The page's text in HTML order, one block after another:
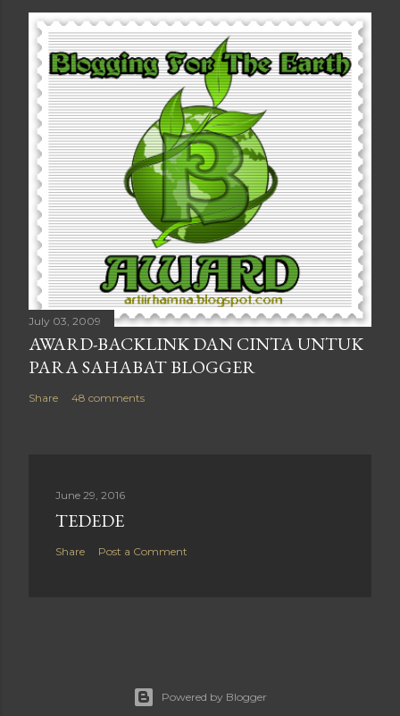
July 03, 2009
AWARD-BACKLINK DAN CINTA UNTUK
PARA SAHABAT BLOGGER
Share 48 comments
June 29, 2016
TEDEDE
Share Post a Comment
Powered by Blogger